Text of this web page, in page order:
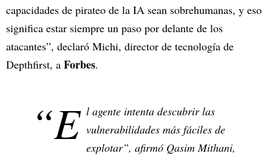
capacidades de pirateo de la IA sean sobrehumanas, y eso
significa estar siempre un paso por delante de los
atacantes”, declaró Michi, director de tecnología de
Depthfirst, a Forbes.
“E l agente intenta descubrir las
vulnerabilidades más fáciles de
explotar”, afirmó Qasim Mithani,